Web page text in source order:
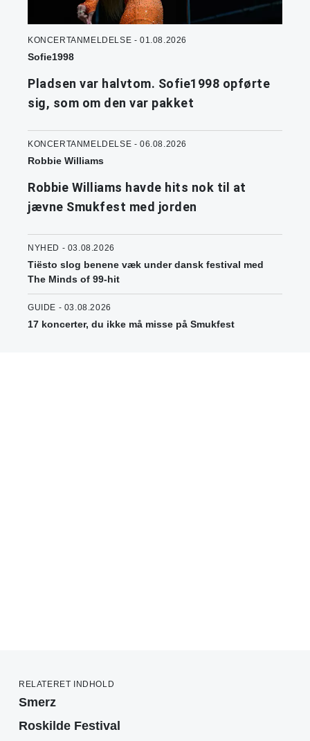
KONCERTANMELDELSE - 01.08.2026
Sofie1998
Pladsen var halvtom. Sofie1998 opførte
sig, som om den var pakket
KONCERTANMELDELSE - 06.08.2026
Robbie Williams
Robbie Williams havde hits nok til at
jævne Smukfest med jorden
NYHED - 03.08.2026
Tiësto slog benene væk under dansk festival med
The Minds of 99-hit
GUIDE - 03.08.2026
17 koncerter, du ikke må misse på Smukfest
RELATERET INDHOLD
Smerz
Roskilde Festival